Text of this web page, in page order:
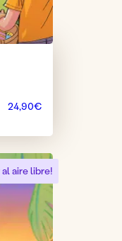
24,90€
al aire libre!